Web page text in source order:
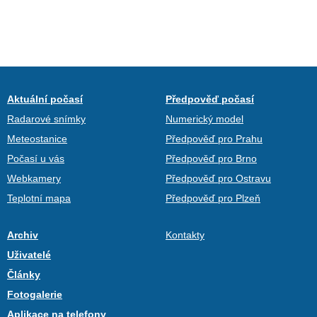
Aktuální počasí
Radarové snímky
Meteostanice
Počasí u vás
Webkamery
Teplotní mapa
Předpověď počasí
Numerický model
Předpověď pro Prahu
Předpověď pro Brno
Předpověď pro Ostravu
Předpověď pro Plzeň
Archiv
Uživatelé
Články
Fotogalerie
Aplikace na telefony
Kontakty